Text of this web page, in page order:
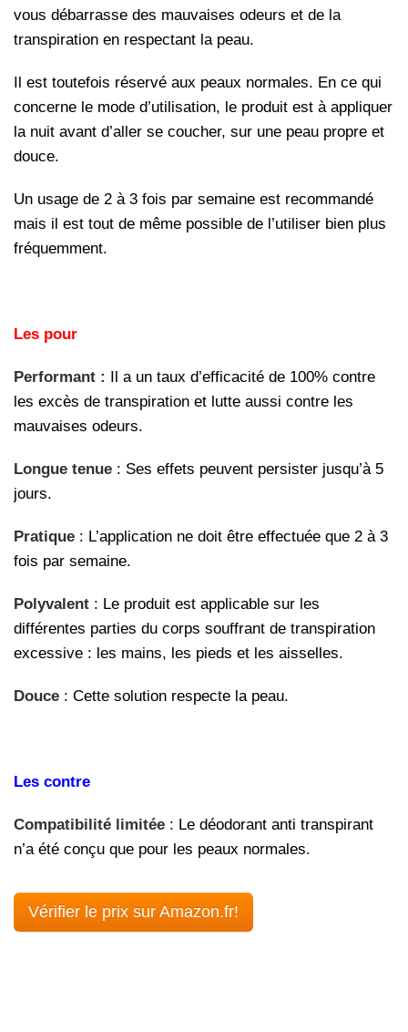
vous débarrasse des mauvaises odeurs et de la
transpiration en respectant la peau.
Il est toutefois réservé aux peaux normales. En ce qui
concerne le mode d’utilisation, le produit est à appliquer
la nuit avant d’aller se coucher, sur une peau propre et
douce.
Un usage de 2 à 3 fois par semaine est recommandé
mais il est tout de même possible de l’utiliser bien plus
fréquemment.
Les pour
Performant : Il a un taux d’efficacité de 100% contre
les excès de transpiration et lutte aussi contre les
mauvaises odeurs.
Longue tenue : Ses effets peuvent persister jusqu’à 5
jours.
Pratique : L’application ne doit être effectuée que 2 à 3
fois par semaine.
Polyvalent : Le produit est applicable sur les
différentes parties du corps souffrant de transpiration
excessive : les mains, les pieds et les aisselles.
Douce : Cette solution respecte la peau.
Les contre
Compatibilité limitée : Le déodorant anti transpirant
n’a été conçu que pour les peaux normales.
Vérifier le prix sur Amazon.fr!